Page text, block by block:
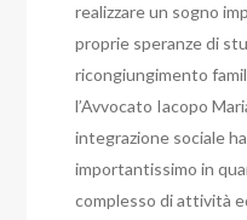
realizzare un sogno
proprie speranze di
ricongiungimento
l’Avvocato Iacopo
integrazione sociale
importantissimo in
complesso di attività